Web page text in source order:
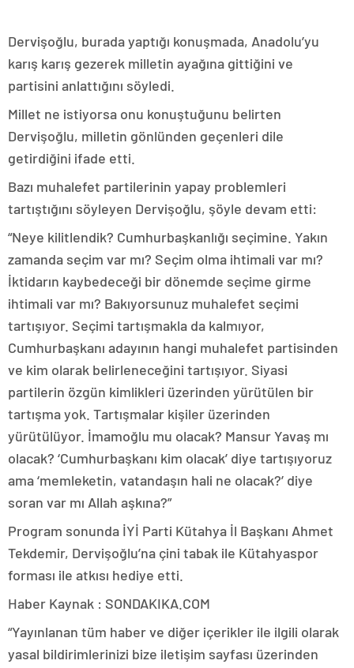
Dervişoğlu, burada yaptığı konuşmada, Anadolu’yu
karış karış gezerek milletin ayağına gittiğini ve
partisini anlattığını söyledi.
Millet ne istiyorsa onu konuştuğunu belirten
Dervişoğlu, milletin gönlünden geçenleri dile
getirdiğini ifade etti.
Bazı muhalefet partilerinin yapay problemleri
tartıştığını söyleyen Dervişoğlu, şöyle devam etti:
“Neye kilitlendik? Cumhurbaşkanlığı seçimine. Yakın
zamanda seçim var mı? Seçim olma ihtimali var mı?
İktidarın kaybedeceği bir dönemde seçime girme
ihtimali var mı? Bakıyorsunuz muhalefet seçimi
tartışıyor. Seçimi tartışmakla da kalmıyor,
Cumhurbaşkanı adayının hangi muhalefet partisinden
ve kim olarak belirleneceğini tartışıyor. Siyasi
partilerin özgün kimlikleri üzerinden yürütülen bir
tartışma yok. Tartışmalar kişiler üzerinden
yürütülüyor. İmamoğlu mu olacak? Mansur Yavaş mı
olacak? ‘Cumhurbaşkanı kim olacak’ diye tartışıyoruz
ama ‘memleketin, vatandaşın hali ne olacak?’ diye
soran var mı Allah aşkına?”
Program sonunda İYİ Parti Kütahya İl Başkanı Ahmet
Tekdemir, Dervişoğlu’na çini tabak ile Kütahyaspor
forması ile atkısı hediye etti.
Haber Kaynak : SONDAKIKA.COM
“Yayınlanan tüm haber ve diğer içerikler ile ilgili olarak
yasal bildirimlerinizi bize iletişim sayfası üzerinden